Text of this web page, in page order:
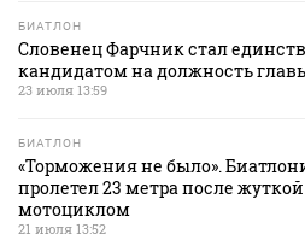
БИАТЛОН
Словенец Фарчник стал
кандидатом на должность
23 июля 13:59
БИАТЛОН
«Торможения не было».
пролетел 23 метра после
мотоциклом
21 июля 13:52